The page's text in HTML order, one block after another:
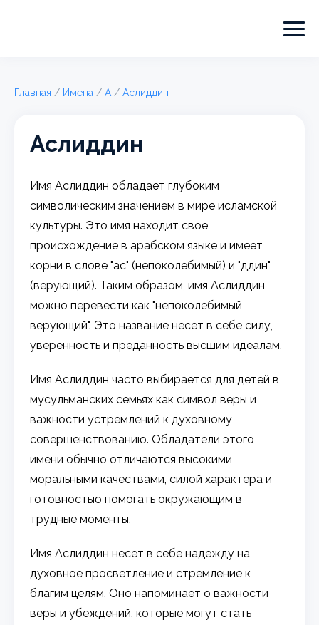
Главная / Имена / А / Аслиддин
Аслиддин
Имя Аслиддин обладает глубоким
символическим значением в мире исламской
культуры. Это имя находит свое
происхождение в арабском языке и имеет
корни в слове "ас" (непоколебимый) и "ддин"
(верующий). Таким образом, имя Аслиддин
можно перевести как "непоколебимый
верующий". Это название несет в себе силу,
уверенность и преданность высшим идеалам.
Имя Аслиддин часто выбирается для детей в
мусульманских семьях как символ веры и
важности устремлений к духовному
совершенствованию. Обладатели этого
имени обычно отличаются высокими
моральными качествами, силой характера и
готовностью помогать окружающим в
трудные моменты.
Имя Аслиддин несет в себе надежду на
духовное просветление и стремление к
благим целям. Оно напоминает о важности
веры и убеждений, которые могут стать